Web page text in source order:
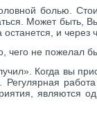
болью.
Может быть,
и через
чего не пожелал
Когда вы
Регулярная
являются